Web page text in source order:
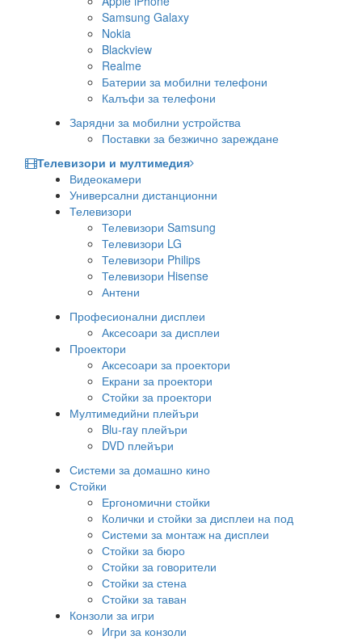
Samsung Galaxy
Nokia
Blackview
Realme
Батерии за мобилни телефони
Калъфи за телефони
Зарядни за мобилни устройства
Поставки за безжично зареждане
Телевизори и мултимедия
Видеокамери
Универсални дистанционни
Телевизори
Телевизори Samsung
Телевизори LG
Телевизори Philips
Телевизори Hisense
Антени
Професионални дисплеи
Аксесоари за дисплеи
Проектори
Аксесоари за проектори
Екрани за проектори
Стойки за проектори
Мултимедийни плейъри
Blu-ray плейъри
DVD плейъри
Системи за домашно кино
Стойки
Ергономични стойки
Колички и стойки за дисплеи на под
Системи за монтаж на дисплеи
Стойки за бюро
Стойки за говорители
Стойки за стена
Стойки за таван
Конзоли за игри
Игри за конзоли